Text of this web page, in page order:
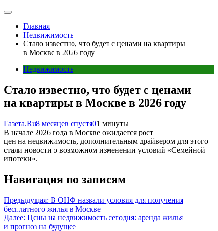
Главная
Недвижимость
Стало известно, что будет с ценами на квартиры
в Москве в 2026 году
Недвижимость
Стало известно, что будет с ценами
на квартиры в Москве в 2026 году
Газета.Ru8 месяцев спустя01 минуты
В начале 2026 года в Москве ожидается рост
цен на недвижимость, дополнительным драйвером для этого
стали новости о возможном изменении условий «Семейной
ипотеки».
Навигация по записям
Предыдущая: В ОНФ назвали условия для получения
бесплатного жилья в Москве
Далее: Цены на недвижимость сегодня: аренда жилья
и прогноз на будущее